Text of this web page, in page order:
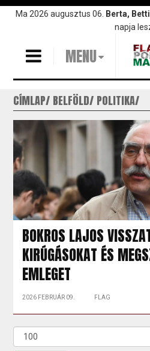
UgrásMa 2026 augusztus 06. Berta,
napja
MENU
CÍMLAP BELFÖLD POLITIKA
BOKROS LAJOS
KIRÚGÁSOKAT ÉS
EMLEGET
2026 FEBRUÁR 09. FLAG